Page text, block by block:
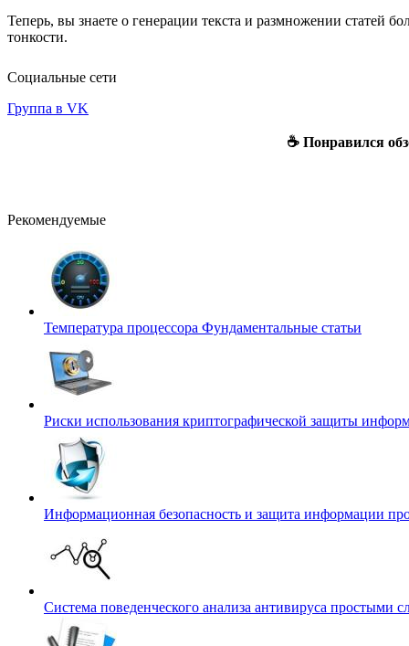
Теперь, вы знаете о генерации текста и размножении статей
тонкости.
Социальные сети
Группа в VK
☕ Понравился
Рекомендуемые
Температура процессора Фундаментальные статьи
Риски использования криптографической защиты
Информационная безопасность и защита информации
Система поведенческого анализа антивируса простыми